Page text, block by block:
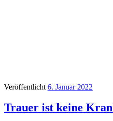
Veröffentlicht6. Januar 2022
Trauer ist keine